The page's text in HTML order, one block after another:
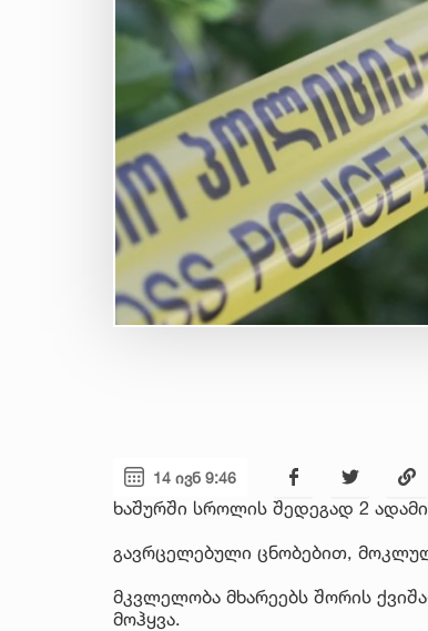
14 ივნ 9:46
ხაშურში სროლის შედეგად 2
გავრცელებული ცნობებით,
მკვლელობა მხარეებს შორის
მოჰყვა.